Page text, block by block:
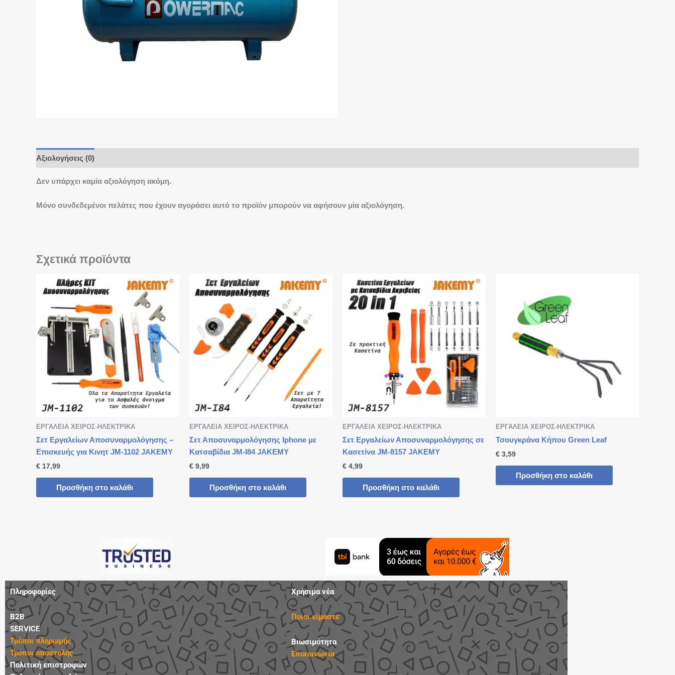
Αξιολογήσεις (0)
Δεν υπάρχει καμία αξιολόγηση ακόμη.
Μόνο συνδεδεμένοι πελάτες που έχουν αγοράσει αυτό το προϊόν μπορούν να αφήσουν μία αξιολόγηση.
Σχετικά προϊόντα
ΕΡΓΑΛΕΙΑ ΧΕΙΡΟΣ-ΗΛΕΚΤΡΙΚΑ
Σετ Εργαλείων Αποσυναρμολόγησης –
Επισκευής για Κινητ JM-1102 JAKEMY
€ 17,99
Προσθήκη στο καλάθι
ΕΡΓΑΛΕΙΑ ΧΕΙΡΟΣ-ΗΛΕΚΤΡΙΚΑ
Σετ Αποσυναρμολόγησης Iphone με
Κατσαβίδια JM-I84 JAKEMY
€ 9,99
Προσθήκη στο καλάθι
ΕΡΓΑΛΕΙΑ ΧΕΙΡΟΣ-ΗΛΕΚΤΡΙΚΑ
Σετ Εργαλείων Αποσυναρμολόγησης σε
Κασετίνα JM-8157 JAKEMY
€ 4,99
Προσθήκη στο καλάθι
ΕΡΓΑΛΕΙΑ ΧΕΙΡΟΣ-ΗΛΕΚΤΡΙΚΑ
Τσουγκράνα Κήπου Green Leaf
€ 3,59
Προσθήκη στο καλάθι
Πληροφορίες
B2B
SERVICE
Τρόποι πληρωμής
Τρόποι αποστολής
Πολιτική επιστροφών
Χρήσιμα νέα
Ποιοι είμαστε
Βιωσιμότητα
Επικοινωνία